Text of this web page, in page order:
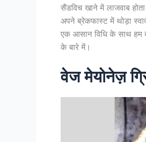
सैंडविच खाने में लाजवाब
अपने ब्रेकफास्ट में थोड़ा
एक आसान विधि के साथ हम
के बारे में।
वेज मेयोनेज़